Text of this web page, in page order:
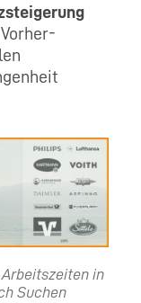
Arbeitszeiten in
Suchen